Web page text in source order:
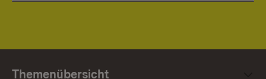
Themenübersicht